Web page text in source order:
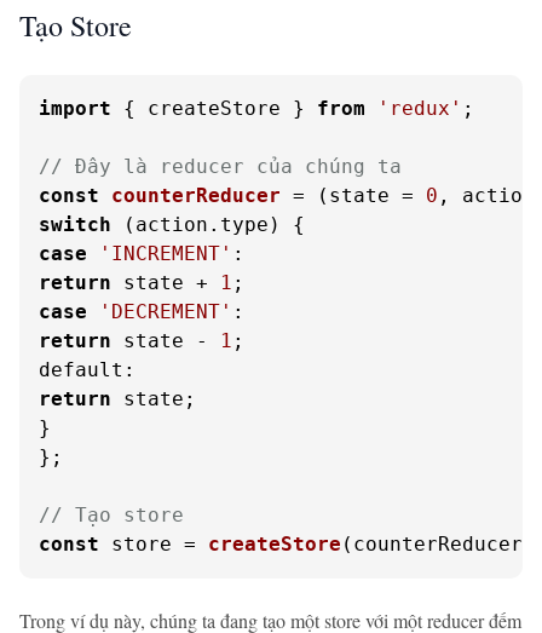
Tạo Store
import { createStore } from 'redux' ;
// Đây là reducer của chúng ta
const
counterReducer = ( state = 0 , action
switch (action. type
case
'INCREMENT'
return state + 1
case
'DECREMENT'
return state - 1
default
return state;
}
};
// Tạo store
const store = createStore
Trong ví dụ này, chúng ta đang tạo một store với một reducer đếm